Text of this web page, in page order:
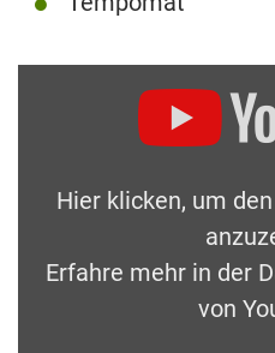
Hier klicken, um
Erfahre mehr in der
von